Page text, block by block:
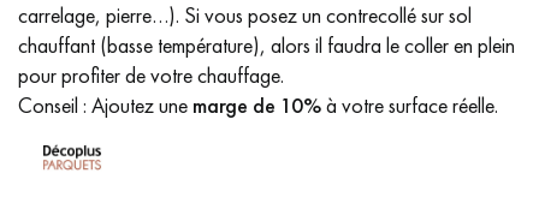
carrelage, pierre…). Si vous posez un contrecollé sur sol
chauffant (basse température), alors il faudra le coller en plein
pour profiter de votre chauffage.
Conseil : Ajoutez une marge de 10%à votre surface réelle.